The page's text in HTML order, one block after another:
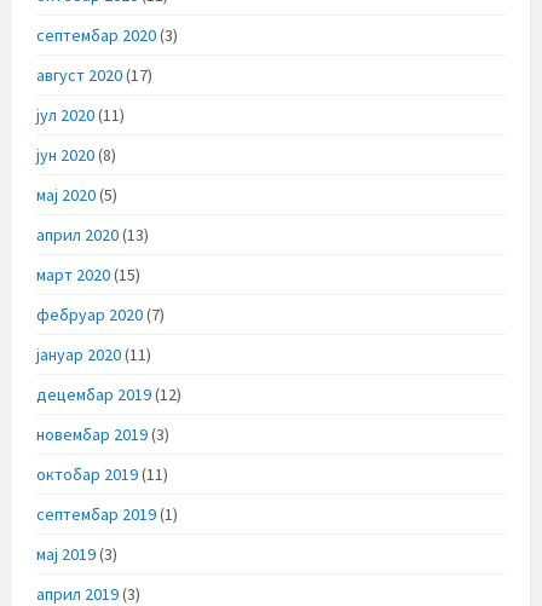
септембар 2020(3)
август 2020(17)
јул 2020(11)
јун 2020(8)
мај 2020(5)
април 2020(13)
март 2020(15)
фебруар 2020(7)
јануар 2020(11)
децембар 2019(12)
новембар 2019(3)
октобар 2019(11)
септембар 2019(1)
мај 2019(3)
април 2019(3)